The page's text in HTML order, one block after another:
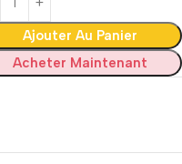
Ajouter Au Panier
Acheter Maintenant